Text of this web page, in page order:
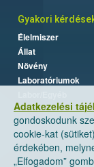
Adatkezelési
gondoskodunk
cookie-kat
érdekében,
„Elfogadom”
Gyakori
Élelmiszer
Állat
Növény
Laboratóriumok